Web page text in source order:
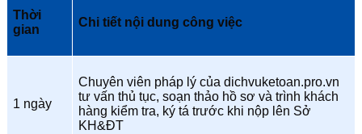
Thời
gian
Chi tiết nội dung công việc
1 ngày
Chuyên viên pháp lý của dichvuketoan.pro.vn
tư vấn thủ tục, soạn thảo hồ sơ và trình khách
hàng kiểm tra, ký tá trước khi nộp lên Sở
KH&ĐT